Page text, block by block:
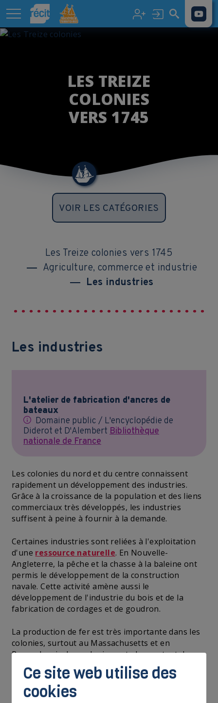
Aller au contenu principal
LES TREIZE
COLONIES
VERS 1745
VOIR LES CATÉGORIES
Les Treize colonies vers 1745
Agriculture, commerce et industrie
Les industries
Les industries
L'atelier de fabrication d'ancres de
bateaux
Domaine public / L'encyclopédie de
Diderot et D'Alembert Bibliothèque
nationale de France
Les colonies du nord et du centre connaissent
rapidement un développement des industries.
Grâce à la croissance de la population et des liens
commerciaux très développés, les industries
suffisent à peine à fournir à la demande.
Certaines industries sont reliées à l'exploitation
d'une ressource naturelle. En Nouvelle-
Angleterre, la pêche et la chasse à la baleine ont
permis le développement de la construction
navale. Cette activité amène aussi le
développement de l'industrie du bois et de la
fabrication de cordages et de goudron.
La production de fer est très importante dans les
colonies, surtout au Massachusetts et en
Pennsylvanie. Les colonies ont alors autant de
haut-fourneaux et de forges que la
mère-patrie
, laquelle est à la veille de se lancer dans la
Révolution industrielle.
Ce site web utilise des
cookies